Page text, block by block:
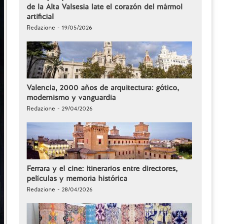
de la Alta Valsesia late el corazón del mármol
artificial
Redazione - 19/05/2026
Valencia, 2000 años de arquitectura: gótico,
modernismo y vanguardia
Redazione - 29/04/2026
Ferrara y el cine: itinerarios entre directores,
películas y memoria histórica
Redazione - 28/04/2026